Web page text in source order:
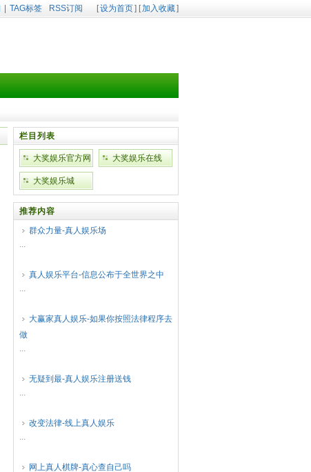
TAG标签 RSS订阅 [设为首页] [加入收藏]
栏目列表
大奖娱乐官方网
站
大奖娱乐在线
大奖娱乐城
推荐内容
群众力量-真人娱乐场
...
真人娱乐平台-信息公布于全世界之中
...
大赢家真人娱乐-如果你按照法律程序去
做
...
无疑到最-真人娱乐注册送钱
...
改变法律-线上真人娱乐
...
网上真人棋牌-真心查自己吗